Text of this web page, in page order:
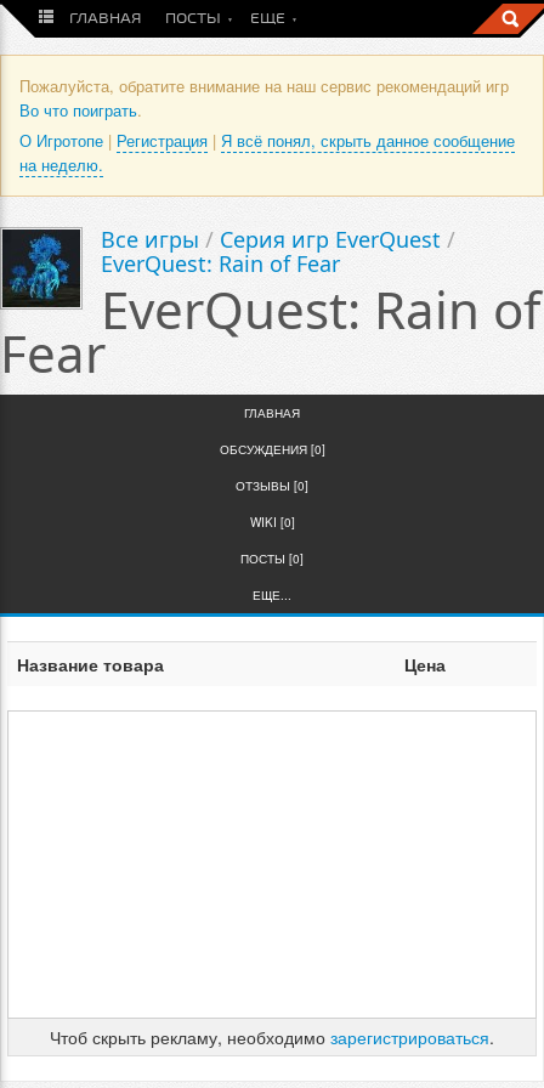
ГЛАВНАЯ ПОСТЫ ЕЩЕ
Пожалуйста, обратите внимание на наш сервис рекомендаций игр
Во что поиграть.
О Игротопе | Регистрация | Я всё понял, скрыть данное сообщение
на неделю.
Все игры / Серия игр EverQuest /
EverQuest: Rain of Fear
EverQuest: Rain of
Fear
ГЛАВНАЯ
ОБСУЖДЕНИЯ [0]
ОТЗЫВЫ [0]
WIKI [0]
ПОСТЫ [0]
ЕЩЕ...
Название товара Цена
Чтоб скрыть рекламу, необходимо зарегистрироваться.